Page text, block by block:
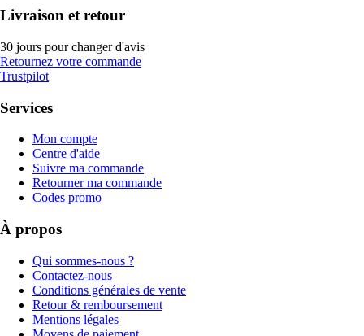
Livraison et retour
30 jours pour changer d'avis
Retournez votre commande
Trustpilot
Services
Mon compte
Centre d'aide
Suivre ma commande
Retourner ma commande
Codes promo
À propos
Qui sommes-nous ?
Contactez-nous
Conditions générales de vente
Retour & remboursement
Mentions légales